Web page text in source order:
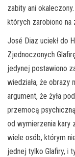
zabity ani
których zarobiono na
José Diaz uciekł do
Zjednoczonych
jedynej postawiono
wiedziała, że obrazy
argument, że żyła
przemocą
od wymierzenia kary
wiele osób, którym
jednej tylko Glafiry, i